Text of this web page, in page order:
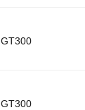
GT300
GT300